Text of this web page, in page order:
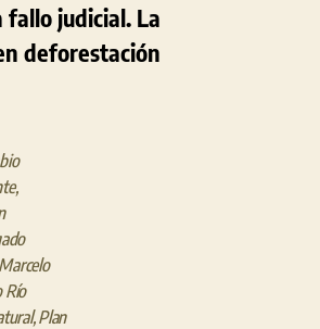
judicial. La
deforestación
,
Marcelo
Río
,Plan